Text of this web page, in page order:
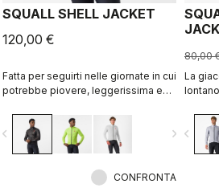
SQUALL SHELL JACKET
120,00 €
Fatta per seguirti nelle giornate in cui
potrebbe piovere, leggerissima e
sempre con te. Questa giacca è
progettata per mantenerti all’asciutto
in caso di acquazzoni o per ripararti
navigate_next
CONFRONTA
80,00
La
fanno
navigate_before